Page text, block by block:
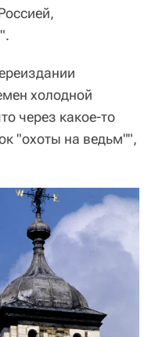
холодной
через какое-то
"охоты на ведьм"",